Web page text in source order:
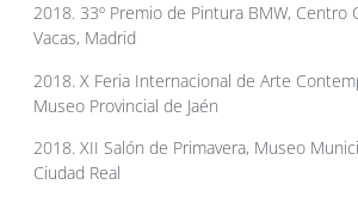
2018. 33º Premio de Pintura BMW, Centro
Vacas, Madrid
2018. X Feria Internacional de Arte
Museo Provincial de Jaén
2018. XII Salón de Primavera, Museo
Ciudad Real